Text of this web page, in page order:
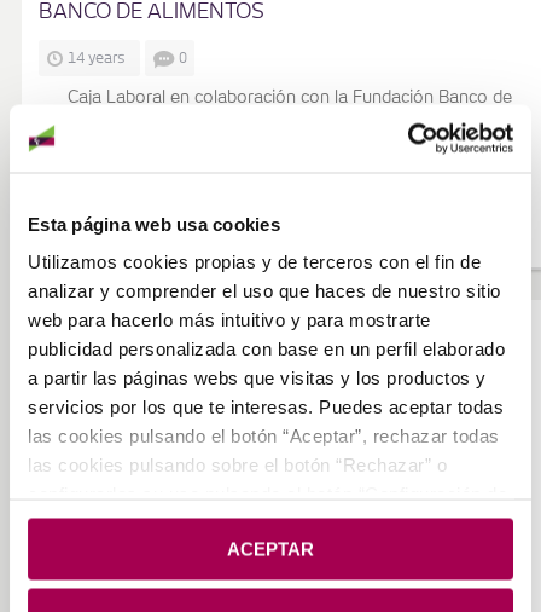
Esta página web usa cookies
Utilizamos cookies propias y de terceros con el fin de
analizar y comprender el uso que haces de nuestro sitio
web para hacerlo más intuitivo y para mostrarte
publicidad personalizada con base en un perfil elaborado
a partir las páginas webs que visitas y los productos y
servicios por los que te interesas. Puedes aceptar todas
las cookies pulsando el botón “Aceptar”, rechazar todas
las cookies pulsando sobre el botón “Rechazar” o
cookies”. Si deseas más información pulsa enPolítica
ACEPTAR
BANCO DE ALIMENTOS
14 years 0
Caja Laboral en colaboración con la Fundación Banco de
Alimentos de Navarra viene realizando desde hace unos
meses una campaña en sus oficinas de Navarra con el fin de
viene desarrollando la […]
NOTAS DE PRENSA
EL GOBIERNO DE NAVARRA Y CAJA LABORAL
FIRMAN UN ACUERDO DE COLABORACIÓN PARA
ABRIR LÍNEAS DE CRÉDITO PARA LA
ADQUISICIÓN, PROMOCIÓN Y REHABILITACIÓN DE
El consejero de Fomento y Vivienda D. Anai Astiz Medrano